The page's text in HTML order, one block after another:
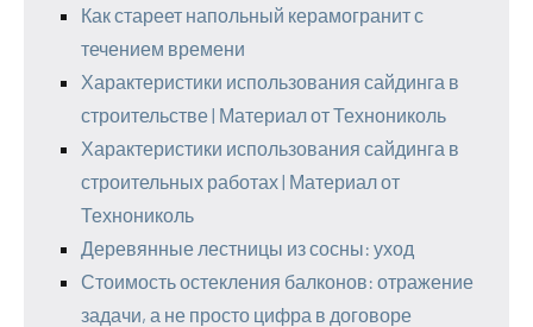
Как стареет напольный керамогранит с
течением времени
Характеристики использования сайдинга в
строительстве | Материал от Технониколь
Характеристики использования сайдинга в
строительных работах | Материал от
Технониколь
Деревянные лестницы из сосны: уход
Стоимость остекления балконов: отражение
задачи, а не просто цифра в договоре